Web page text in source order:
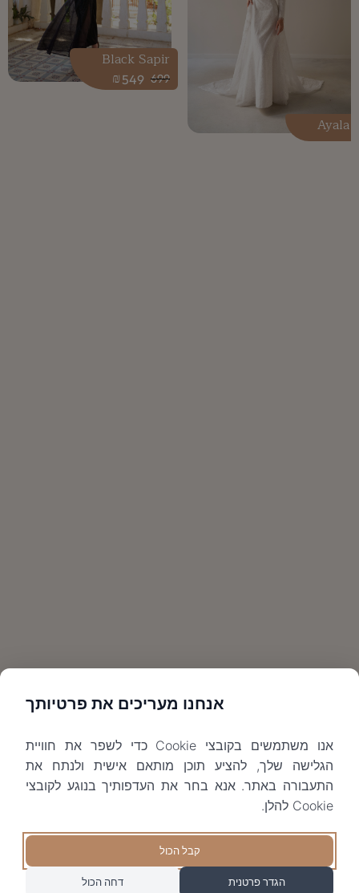
Ayala
699
549
₪
Black Sapir
אנחנו מעריכים את פרטיותך
אנו משתמשים בקובצי Cookie כדי לשפר את חוויית
הגלישה שלך, להציע תוכן מותאם אישית ולנתח את
התעבורה באתר. אנא בחר את העדפותיך בנוגע לקובצי
Cookie להלן.
קבל הכול
הגדר פרטנית דחה הכול